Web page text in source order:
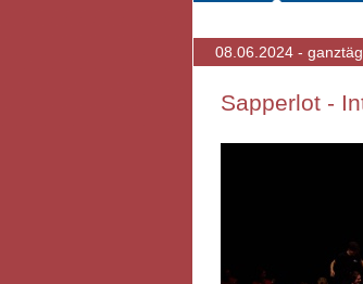
08.06.2024 -
Sapperlot -